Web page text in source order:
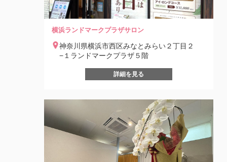
横浜ランドマークプラザサロン
神奈川県横浜市西区みなとみらい２丁目２
−１ランドマークプラザ５階
詳細を見る